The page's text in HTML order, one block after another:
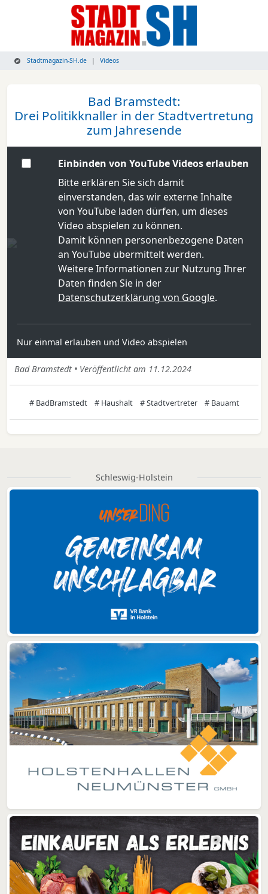
Stadtmagazin-SH.de Videos
Bad Bramstedt:
Drei Politikknaller in der Stadtvertretung
zum Jahresende
Einbinden von YouTube Videos erlauben
Bitte erklären Sie sich damit
einverstanden, das wir externe Inhalte
von YouTube laden dürfen, um dieses
Video abspielen zu können.
Damit können personenbezogene Daten
an YouTube übermittelt werden.
Weitere Informationen zur Nutzung Ihrer
Daten finden Sie in der
Datenschutzerklärung von Google.
Nur einmal erlauben und Video abspielen
Bad Bramstedt • Veröffentlicht am 11.12.2024
# BadBramstedt # Haushalt # Stadtvertreter # Bauamt
Schleswig-Holstein